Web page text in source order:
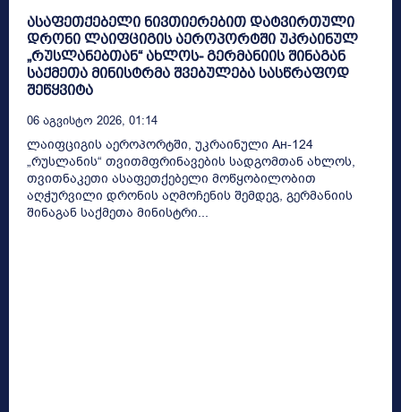
ასაფეთქებელი ნივთიერებით დატვირთული
დრონი ლაიფციგის აეროპორტში უკრაინულ
„რუსლანებთან“ ახლოს- გერმანიის შინაგან
საქმეთა მინისტრმა შვებულება სასწრაფოდ
შეწყვიტა
06 Აგვისტო 2026, 01:14
ლაიფციგის აეროპორტში, უკრაინული Ан-124
„რუსლანის“ თვითმფრინავების სადგომთან ახლოს,
თვითნაკეთი ასაფეთქებელი მოწყობილობით
აღჭურვილი დრონის აღმოჩენის შემდეგ, გერმანიის
შინაგან საქმეთა მინისტრი...